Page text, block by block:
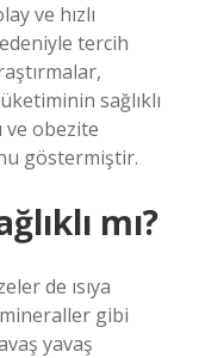
ve hızlı
tercih
sağlıklı
ve obezite
göstermiştir.
mı?
de ısıya
gibi
yavaş